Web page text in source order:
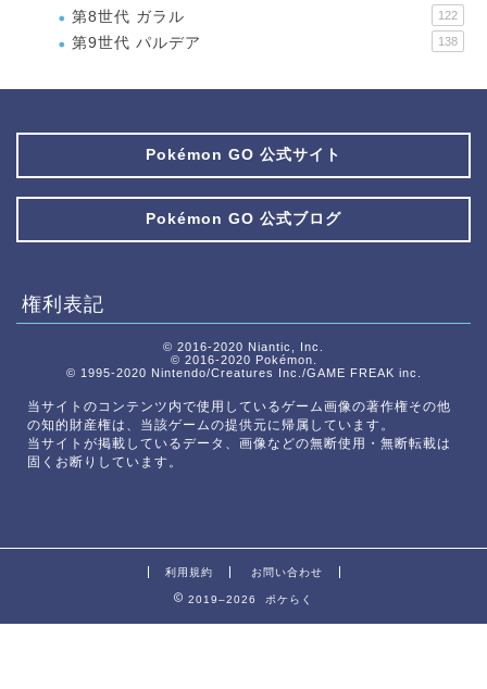
第8世代 ガラル 122
第9世代 パルデア 138
Pokémon GO 公式サイト
Pokémon GO 公式ブログ
権利表記
© 2016-2020 Niantic, Inc.
© 2016-2020 Pokémon.
© 1995-2020 Nintendo/Creatures Inc./GAME FREAK inc.
当サイトのコンテンツ内で使用しているゲーム画像の著作権その他
の知的財産権は、当該ゲームの提供元に帰属しています。
当サイトが掲載しているデータ、画像などの無断使用・無断転載は
固くお断りしています。
利用規約 お問い合わせ
2019–2026 ポケらく